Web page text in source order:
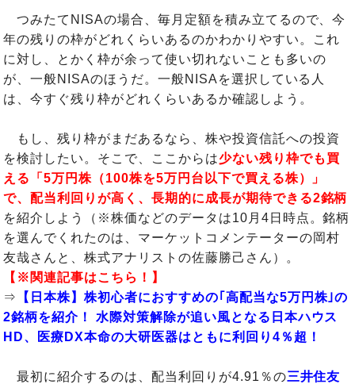
つみたてNISAの場合、毎月定額を積み立てるので、今
年の残りの枠がどれくらいあるのかわかりやすい。これ
に対し、とかく枠が余って使い切れないことも多いの
が、一般NISAのほうだ。一般NISAを選択している人
は、今すぐ残り枠がどれくらいあるか確認しよう。
もし、残り枠がまだあるなら、株や投資信託への投資
を検討したい。そこで、ここからは少ない残り枠でも買
える「5万円株（100株を5万円台以下で買える株）」
で、配当利回りが高く、長期的に成長が期待できる2銘柄
を紹介しよう（※株価などのデータは10月4日時点。銘柄
を選んでくれたのは、マーケットコメンテーターの岡村
友哉さんと、株式アナリストの佐藤勝己さん）。
【※関連記事はこちら！】
⇒
【日本株】株初心者におすすめの｢高配当な5万円株｣の
2銘柄を紹介！ 水際対策解除が追い風となる日本ハウス
HD、医療DX本命の大研医器はともに利回り4％超！
最初に紹介するのは、配当利回りが4.91％の三井住友